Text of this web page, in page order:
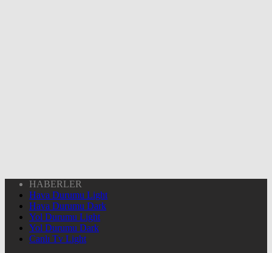
HABERLER
Hava Durumu Light
Hava Durumu Dark
Yol Durumu Light
Yol Durumu Dark
Canlı Tv Light